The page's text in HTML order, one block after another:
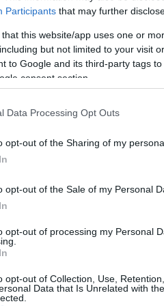
Participants that may further
that this website/app uses one or
but not limited to your visit
to Google and its third-party tags
consent section.
Data Processing Opt Outs
opt-out of the Sharing of my
opt-out of the Sale of my Personal
opt-out of processing my Personal
opt-out of Collection, Use,
Data that Is Unrelated with
kutyája ugatott a
Katalinutolsó felvétele